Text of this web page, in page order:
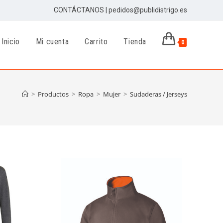
CONTÁCTANOS | pedidos@publidistrigo.es
Inicio Mi cuenta Carrito Tienda 0
> Productos > Ropa > Mujer > Sudaderas / Jerseys